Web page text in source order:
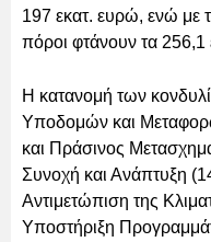
197 εκατ. ευρώ, ενώ με
πόροι φτάνουν τα 256,1
Η κατανομή των
Υποδομών και
και Πράσινος
Συνοχή και Ανάπτυξη
Αντιμετώπιση της
Υποστήριξη